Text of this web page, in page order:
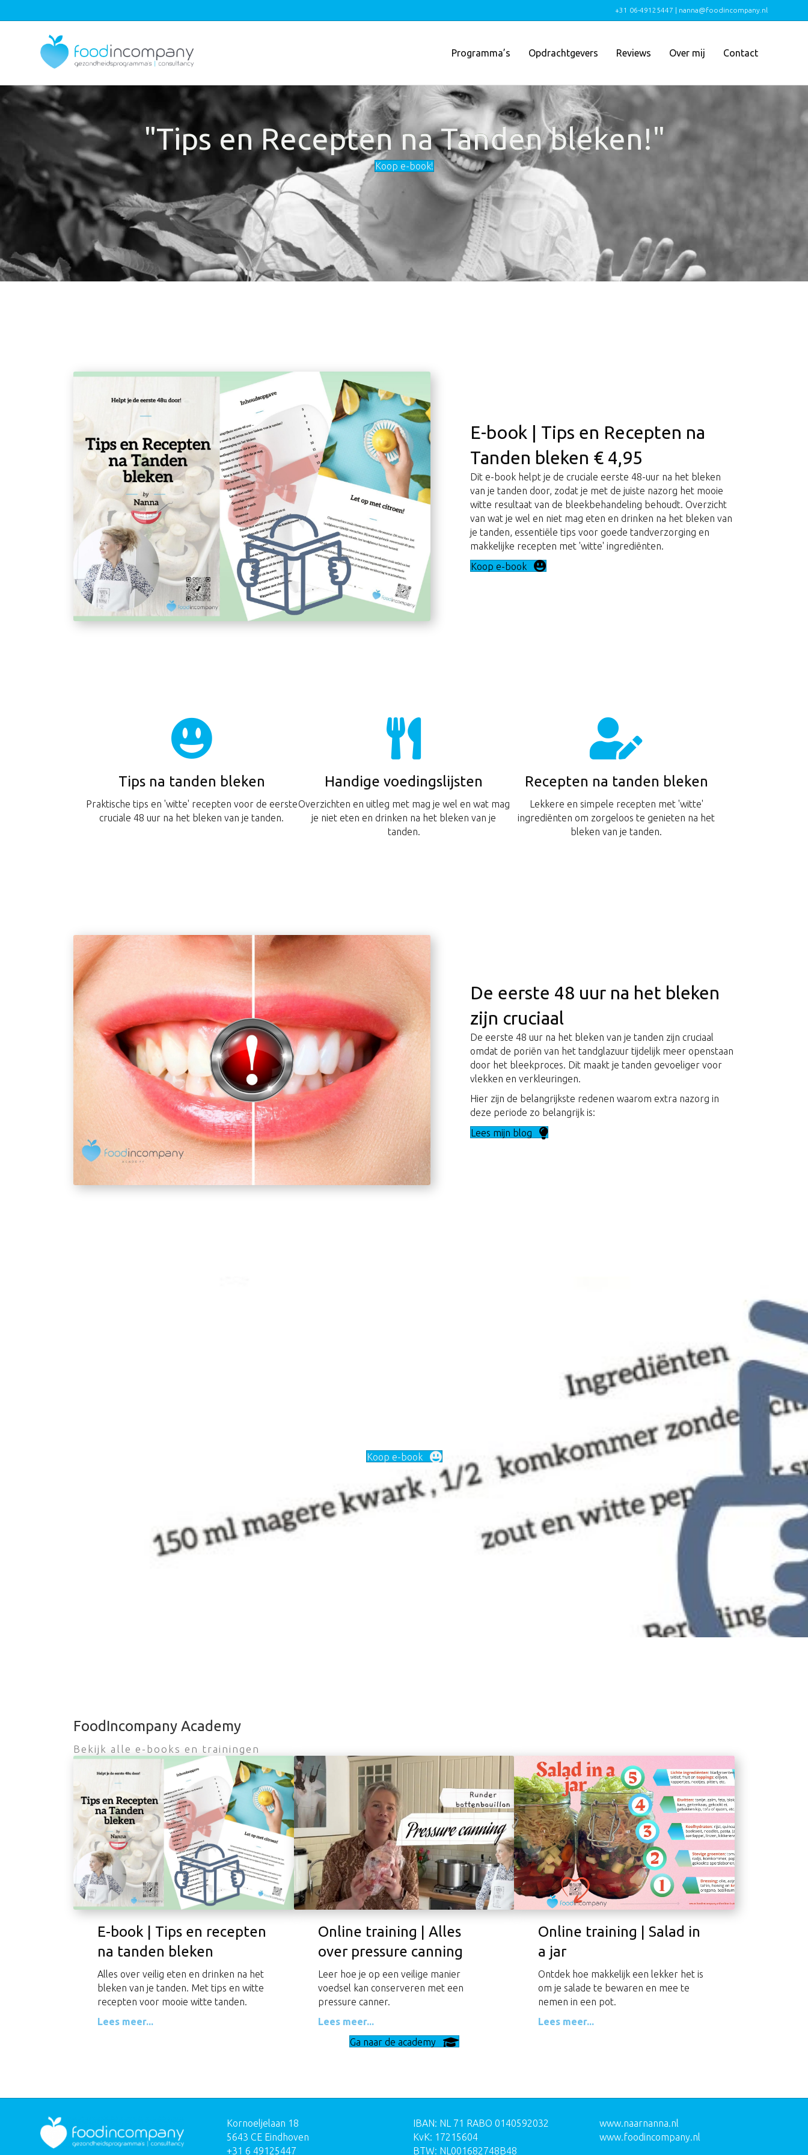
+31 06-49125447 | nanna@foodincompany.nl
Programma’s Opdrachtgevers Reviews Over mij Contact
"Tips en Recepten na Tanden bleken!"
Koop e-book!
E-book | Tips en Recepten na
Tanden bleken € 4,95
Dit e-book helpt je de cruciale eerste 48-uur na het bleken
van je tanden door, zodat je met de juiste nazorg het mooie
witte resultaat van de bleekbehandeling behoudt. Overzicht
van wat je wel en niet mag eten en drinken na het bleken van
je tanden, essentiële tips voor goede tandverzorging en
makkelijke recepten met 'witte' ingrediënten.
Koop e-book
Tips na tanden bleken
Praktische tips en 'witte' recepten voor de eerste
cruciale 48 uur na het bleken van je tanden.
Handige voedingslijsten
Overzichten en uitleg met mag je wel en wat mag
je niet eten en drinken na het bleken van je
tanden.
Recepten na tanden bleken
Lekkere en simpele recepten met 'witte'
ingrediënten om zorgeloos te genieten na het
bleken van je tanden.
De eerste 48 uur na het bleken
zijn cruciaal
De eerste 48 uur na het bleken van je tanden zijn cruciaal
omdat de poriën van het tandglazuur tijdelijk meer openstaan
door het bleekproces. Dit maakt je tanden gevoeliger voor
vlekken en verkleuringen.
Hier zijn de belangrijkste redenen waarom extra nazorg in
deze periode zo belangrijk is:
Lees mijn blog
Koop e-book
FoodIncompany Academy
Bekijk alle e-books en trainingen
E-book | Tips en recepten
na tanden bleken
Alles over veilig eten en drinken na het
bleken van je tanden. Met tips en witte
recepten voor mooie witte tanden.
Lees meer...
Online training | Alles
over pressure canning
Leer hoe je op een veilige manier
voedsel kan conserveren met een
pressure canner.
Lees meer...
Online training | Salad in
a jar
Ontdek hoe makkelijk een lekker het is
om je salade te bewaren en mee te
nemen in een pot.
Lees meer...
Ga naar de academy
Kornoeljelaan 18
5643 CE Eindhoven
+31 6 49125447
IBAN: NL 71 RABO 0140592032
KvK: 17215604
BTW: NL001682748B48
www.naarnanna.nl
www.foodincompany.nl